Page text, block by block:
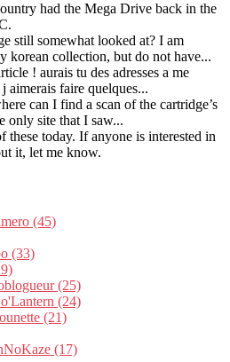
had the Mega Drive back in the
.
still somewhat looked at? I am
korean collection, but do not have...
! aurais tu des adresses a me
j aimerais faire quelques...
can I find a scan of the cartridge’s
only site that I saw...
these today. If anyone is interested in
it, let me know.
(45)
(33)
(25)
(24)
(21)
(17)